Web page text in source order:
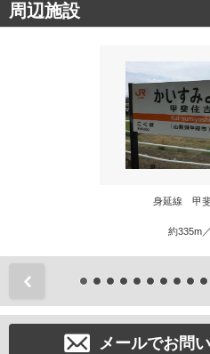
周辺施設
身延線 甲
約335m
メールでお問